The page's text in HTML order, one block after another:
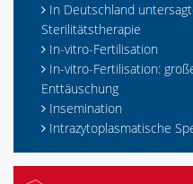
In Deutschland
Sterilitätstherapie
In-vitro-Fertilisation
In-vitro-Fertilisation:
Enttäuschung
Insemination
Intrazytoplasmatische